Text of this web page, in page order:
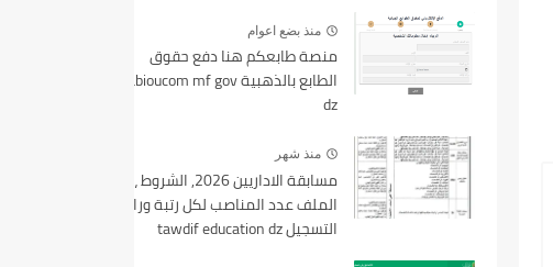
منذ بضع اعوام
منصة طابعكم هنا دفع حقوق
الطابع بالذهبية tabioucom mf gov
dz
منذ شهر
مسابقة الاداريين 2026, الشروط ،
الملف عدد المناصب لكل رتبة ورابط
التسجيل tawdif education dz